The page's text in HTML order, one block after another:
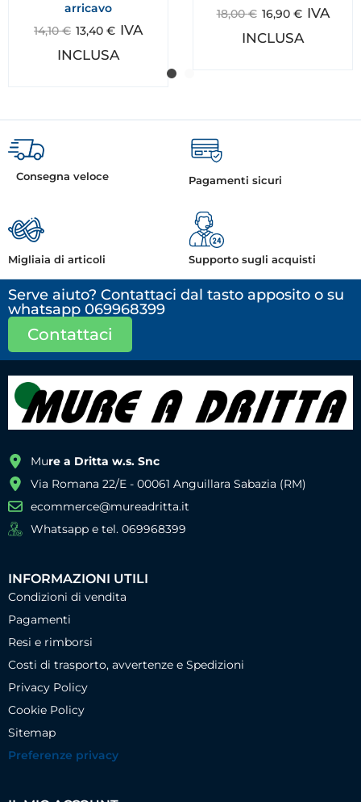
arricavo
14,10€ 13,40 € IVA
INCLUSA
18,00€ 16,90 € IVA
INCLUSA
Consegna veloce Pagamenti sicuri
Migliaia di articoli Supporto sugli acquisti
Serve aiuto? Contattaci dal tasto apposito o su
whatsapp 069968399
Contattaci
Mure a Dritta w.s. Snc
Via Romana 22/E - 00061 Anguillara Sabazia (RM)
ecommerce@mureadritta.it
Whatsapp e tel. 069968399
INFORMAZIONI UTILI
Condizioni di vendita
Pagamenti
Resi e rimborsi
Costi di trasporto, avvertenze e Spedizioni
Privacy Policy
Cookie Policy
Sitemap
Preferenze privacy